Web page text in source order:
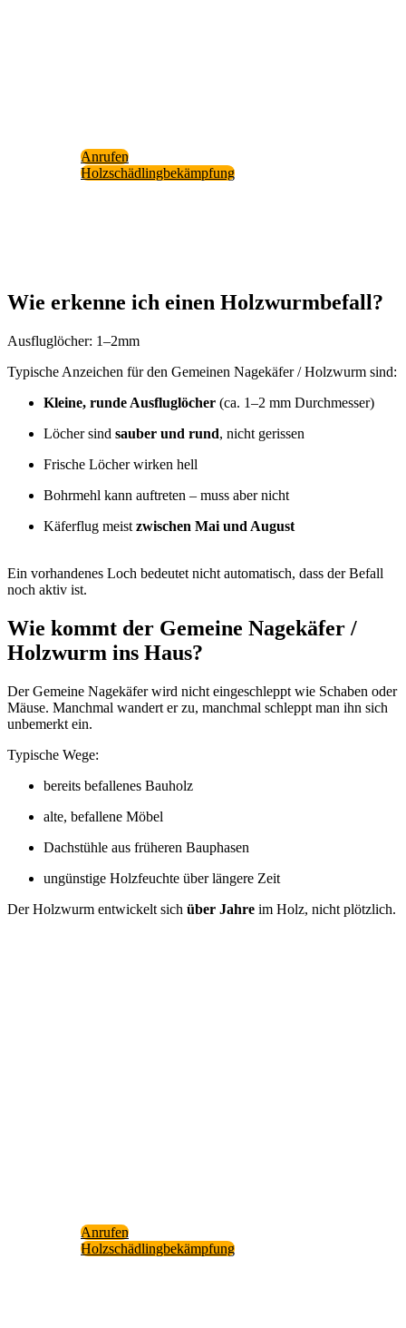
Anru­fen
Holz­schäd­ling­be­kämp­fung
Wie erken­ne ich einen Holz­wurm­be­fall?
Aus­flug­lö­cher: 1–2mm
Typi­sche Anzei­chen für den Gemei­nen Nage­kä­fer / Holz­wurm sind:
Klei­ne, run­de Aus­flug­lö­cher (ca. 1–2 mm Durch­mes­ser)
Löcher sind sau­ber und rund, nicht geris­sen
Fri­sche Löcher wir­ken hell
Bohr­mehl kann auf­tre­ten – muss aber nicht
Käfer­flug meist zwi­schen Mai und August
Ein vor­han­de­nes Loch bedeu­tet nicht auto­ma­tisch, dass der Befall
noch aktiv ist.
Wie kommt der Gemei­ne Nage­kä­fer /
Holz­wurm ins Haus?
Der Gemei­ne Nage­kä­fer wird nicht ein­ge­schleppt wie Scha­ben oder
Mäu­se. Manch­mal wan­dert er zu, manch­mal schleppt man ihn sich
unbe­merkt ein.
Typi­sche Wege:
bereits befal­le­nes Bau­holz
alte, befal­le­ne Möbel
Dach­stüh­le aus frü­he­ren Bau­pha­sen
ungüns­ti­ge Holz­feuch­te über län­ge­re Zeit
Der Holz­wurm ent­wi­ckelt sich über Jah­re im Holz, nicht plötz­lich.
Anru­fen
Holz­schäd­ling­be­kämp­fung